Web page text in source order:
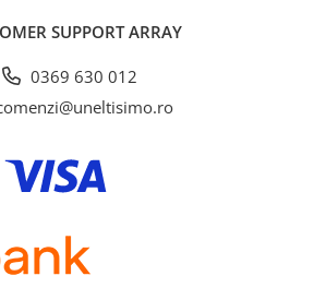
SUPPORTARRAY
0369 630 012